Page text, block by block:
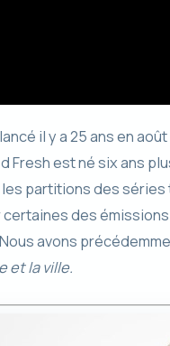
il y a 25 ans en
est né six ans
partitions des
des
avons
et la ville.